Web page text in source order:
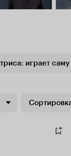
играет